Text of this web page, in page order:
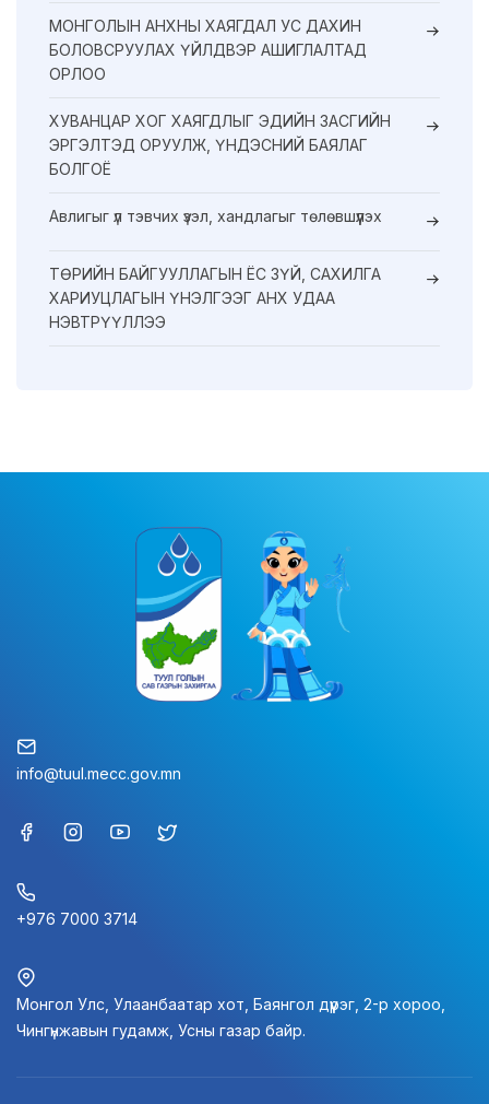
МОНГОЛЫН АНХНЫ ХАЯГДАЛ УС ДАХИН
БОЛОВСРУУЛАХ ҮЙЛДВЭР АШИГЛАЛТАД
ОРЛОО
ХУВАНЦАР ХОГ ХАЯГДЛЫГ ЭДИЙН ЗАСГИЙН
ЭРГЭЛТЭД ОРУУЛЖ, ҮНДЭСНИЙ БАЯЛАГ
БОЛГОЁ
Авлигыг үл тэвчих үзэл, хандлагыг төлөвшүүлэх
ТӨРИЙН БАЙГУУЛЛАГЫН ЁС ЗҮЙ, САХИЛГА
ХАРИУЦЛАГЫН ҮНЭЛГЭЭГ АНХ УДАА
НЭВТРҮҮЛЛЭЭ
info@tuul.mecc.gov.mn
+976 7000 3714
Монгол Улс, Улаанбаатар хот, Баянгол дүүрэг, 2-р хороо,
Чингүнжавын гудамж, Усны газар байр.